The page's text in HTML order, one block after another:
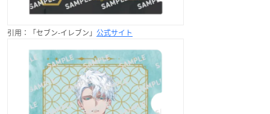
引用：「セブン-イレブン」 公式サイト